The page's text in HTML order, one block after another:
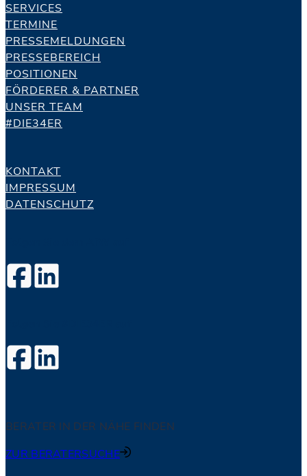
SERVICES
TERMINE
PRESSEMELDUNGEN
PRESSEBEREICH
POSITIONEN
FÖRDERER & PARTNER
UNSER TEAM
#DIE34ER
KONTAKT
IMPRESSUM
DATENSCHUTZ
BERATER IN DER NÄHE FINDEN
ZUR BERATERSUCHE